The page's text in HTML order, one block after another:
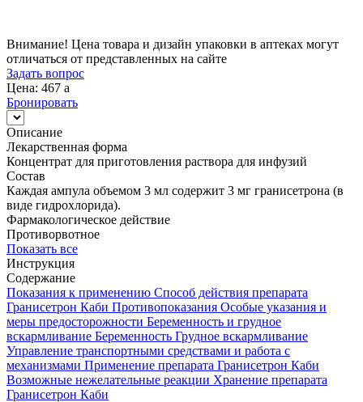
Внимание! Цена товара и дизайн упаковки в аптеках могут
отличаться от представленных на сайте
Задать вопрос
Цена: 467 a
Бронировать
Описание
Лекарственная форма
Концентрат для приготовления раствора для инфузий
Состав
Каждая ампула объемом 3 мл содержит 3 мг гранисетрона (в
виде гидрохлорида).
Фармакологическое действие
Противорвотное
Показать все
Инструкция
Содержание
Показания к применению Способ действия препарата
Гранисетрон Каби Противопоказания Особые указания и
меры предосторожности Беременность и грудное
вскармливание Беременность Грудное вскармливание
Управление транспортными средствами и работа с
механизмами Применение препарата Гранисетрон Каби
Возможные нежелательные реакции Хранение препарата
Гранисетрон Каби